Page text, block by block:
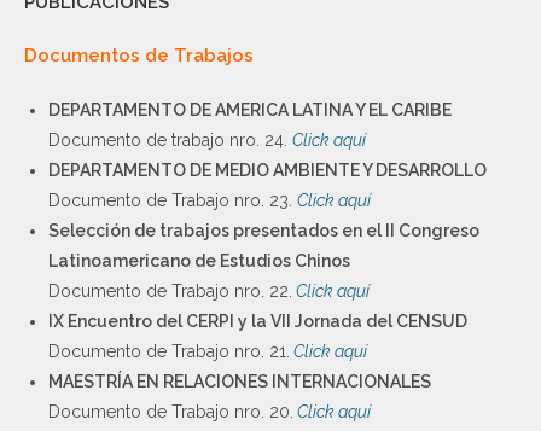
Documentos de Trabajos
DEPARTAMENTO DE AMERICA LATINA Y EL CARIBE
Documento de trabajo nro. 24. Click aquí
DEPARTAMENTO DE MEDIO AMBIENTE Y DESARROLLO
Documento de Trabajo nro. 23. Click aquí
Selección de trabajos presentados en el II Congreso
Latinoamericano de Estudios Chinos
Documento de Trabajo nro. 22. Click aquí
IX Encuentro del CERPI y la VII Jornada del CENSUD
Documento de Trabajo nro. 21. Click aquí
MAESTRÍA EN RELACIONES INTERNACIONALES
Documento de Trabajo nro. 20. Click aquí